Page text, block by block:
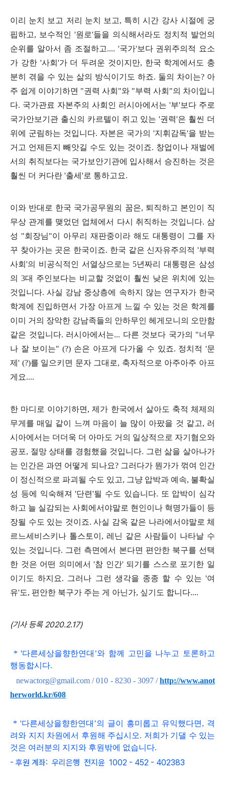
이리 눈치 보고 저리 눈치 보고, 특히 시간 강사 시절에 궁
핍하고, 보수적인 '원로'들을 의식해서라도 정치적 발언의
순위를 알아서 좀 조절하고.... '국가'보다 권위주의적 요소
가 강한 '사회 '가 더 두려운 것이지만, 한국 학계에서도 충
분히 겪을 수 있는 삶의 방식이기도 하죠. 둘의 차이는? 아
주 쉽게 이야기하면 "권력 사회 "와 "부력 사회 "의 차이입니
다. 국가관료 자본주의 사회인 러시아에서는 '부'보다 주로
국가안보기관 출신의 카르텔이 쥐고 있는'권력'은 훨씬 더
위에 군림하는 것입니다. 자본은 국가의 '지휘감독'을 받는
거고 언제든지 빼앗길 수도 있는 것이죠. 창업이나 재벌에
서의 취직보다는 국가보안기관에 입사해서 승진하는 것은
훨씬 더 커다란 '출세 '로 통하고요.
이와 반대로 한국 국가공무원의 꿈은, 퇴직하고 본인이 직
무상 관계를 맺었던 업체에서 다시 취직하는 것입니다.삼
성 "회장님"이 아무리 재판중이라 해도 대통령이 그를 자
꾸 찾아가는 곳은 한국이죠. 한국 같은 신자유주의적'부력
사회 '의 비공식적인 서열상으로는 5년짜리 대통령은 삼성
의 3대 주인보다는 비교할 것없이 훨씬 낮은 위치에 있는
것입니다.사실 강남 중상층에 속하지 않는 연구자가 한국
학계에 진입하면서 가장 아프게 느낄 수 있는 것은 학계를
이미 거의 장악한 강남족들의 안하무인 헤게모니의 오만함
같은 것입니다. 러시아에서는... 다른 것보다 국가의 "너무
나 잘 보이는" (?) 손은 아프게 다가올 수 있죠. 정치적'문
제 ' (?)를 일으키면 문자 그대로, 축자적으로 아주아주 아프
게요....
한 마디로 이야기하면 ,제가 한국에서 살아도 축적 체제의
무게를 매일 같이 느껴 마음이 늘 많이 아팠을 것 같고, 러
시아에서는 더더욱 더 아마도 거의 일상적으로 자기혐오와
공포, 절망 상태를 경험했을 것입니다. 그런 삶을 살아나가
는 인간은 과연 어떻게 되나요? 그러다가 뭔가가 꺾여 인간
이 정신적으로 파괴될 수도 있고, 그냥 압박과 예속, 불확실
성 등에 익숙해져'단련'될 수도 있습니다. 또 압박이 심각
하고 늘 실감되는 사회에서야말로 현인이나 혁명가들이 등
장될 수도 있는 것이죠. 사실 감옥 같은 나라에서야말로 체
르느세비스키나 톨스토이 , 레닌 같은 사람들이 나타날 수
있는 것입니다. 그런 측면에서 본다면 편안한 북구를 선택
한 것은 어떤 의미에서'참 인간' 되기를 스스로 포기한 일
이기도 하지요. 그러나 그런 생각을 종종 할 수 있는'여
유'도, 편안한 북구가 주는 게 아닌가, 싶기도 합니다....
(기사 등록 2020.2.17)
* '다른세상을향한연대 ’와 함께 고민을 나누고 토론하고
행동합시다.
newactorg@gmail.com / 010 - 8230 - 3097 /http://www.anot
herworld.kr/608
* '다른세상을향한연대 ’의 글이 흥미롭고 유익했다면, 격
려와 지지 차원에서 후원해 주십시오. 저희가기댈 수 있는
것은 여러분의 지지와 후원밖에 없습니다.
- 후원 계좌: 우리은행 전지윤 1002 - 452 - 402383